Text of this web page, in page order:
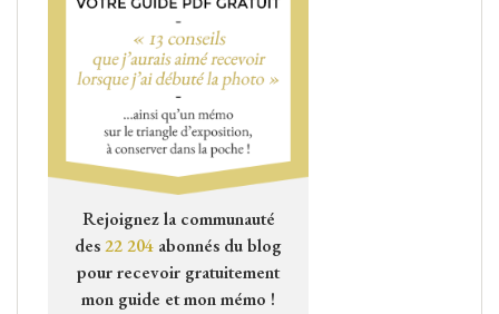
Rejoignez la communauté
des22 204 abonnés du blog
pour recevoir gratuitement
mon guide et mon mémo !